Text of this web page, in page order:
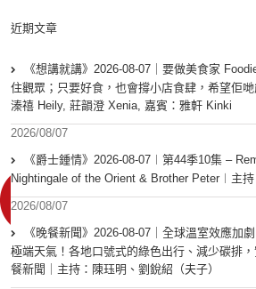
近期文章
《想講就講》2026-08-07｜要做美食家
住觀眾；只要好食，也會撐小店食肆，希望佢
溱禧 Heily, 莊韻澄 Xenia, 嘉賓：雅軒 Kinki
2026/08/07
《爵士鍾情》2026-08-07︱第44季10集 –
Nightingale of the Orient & Brother Peter︱主
2026/08/07
《晚餐新聞》2026-08-07｜全球溫室效應加
極端天氣！各地口號式的綠色出行、減少碳排
餐新聞｜主持：陳珏明、劉銳紹（夫子）